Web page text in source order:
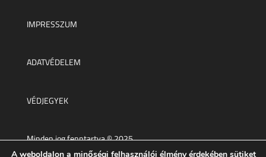
VÉDJEGYEK
Minden jog fenntartva © 2025.
A weboldalon a minőségi felhasználói élmény érdekében sütiket